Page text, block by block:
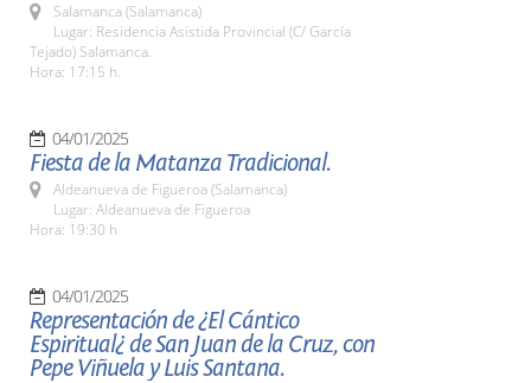
Salamanca (Salamanca)
Lugar: Residencia Asistida Provincial (C/ García
Tejado) Salamanca.
Hora: 17:15 h.
04/01/2025
Fiesta de la Matanza Tradicional.
Aldeanueva de Figueroa (Salamanca)
Lugar: Aldeanueva de Figueroa
Hora: 19:30 h
04/01/2025
Representación de ¿El Cántico
Espiritual¿ de San Juan de la Cruz, con
Pepe Viñuela y Luis Santana.